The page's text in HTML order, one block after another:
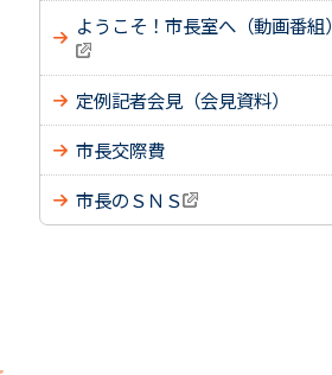
ようこそ！市長室へ（動画番組）
定例記者会見（会見資料）
市長交際費
市長のＳＮＳ